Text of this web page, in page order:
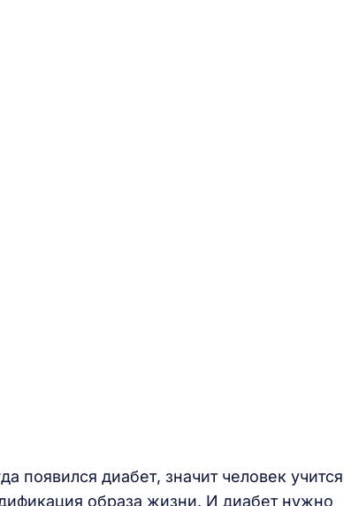
появился диабет, значит человек учится
образа жизни. И диабет нужно